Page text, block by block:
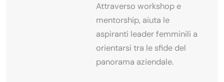
Attraverso workshop e
mentorship, aiuta le
aspiranti leader femminili a
orientarsi tra le sfide del
panorama aziendale.